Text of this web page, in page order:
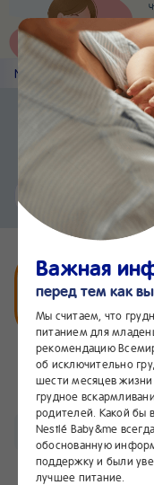
Nestlé Baby &me
Еще
Бейбимания
По неделям
25 26 27
Важная
перед тем как
Мы считаем, что
питанием для
рекомендацию
об исключительно
шести месяцев
грудное
родителей. Какой бы
Nestlé Baby&me
обоснованную
поддержку и были
лучшее питание.